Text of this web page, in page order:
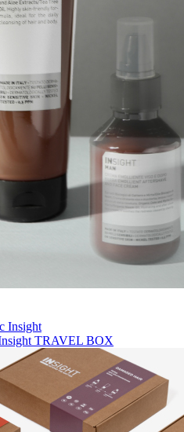
Insight
TRAVEL BOX